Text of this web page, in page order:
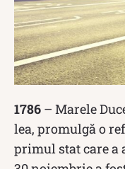
1786 – Marele
lea, promulgă o
primul stat care a